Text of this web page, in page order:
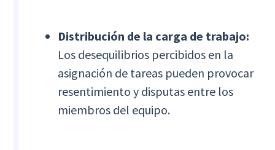
Distribución de la carga de trabajo:
Los desequilibrios percibidos en la
asignación de tareas pueden provocar
resentimiento y disputas entre los
miembros del equipo.